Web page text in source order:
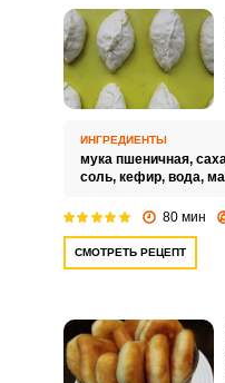
ИНГРЕДИЕНТЫ
мука пшеничная,
соль, кефир, вода,
80 мин
СМОТРЕТЬ РЕЦЕПТ